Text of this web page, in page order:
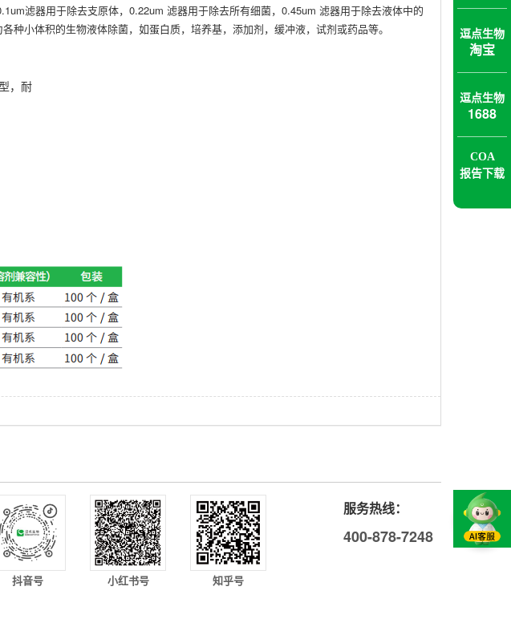
滤器用于除去支原体，0.22um 滤器用于除去所有细菌，0.45um 滤器用于除去液体中的
种小体积的生物液体除菌，如蛋白质，培养基，添加剂，缓冲液，试剂或药品等。
，耐
逗点生物
淘宝
逗点生物
1688
COA
报告下载
抖音号 小红书号 知乎号
服务热线：
400-878-7248